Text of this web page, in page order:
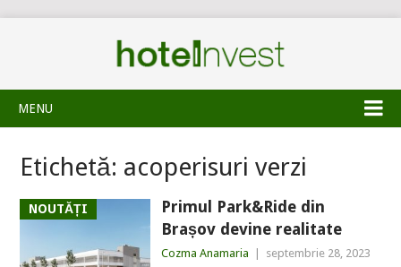
MENU
Etichetă: acoperisuri verzi
NOUTĂȚI
Primul Park&Ride din
Brașov devine realitate
Cozma Anamaria septembrie 28, 2023